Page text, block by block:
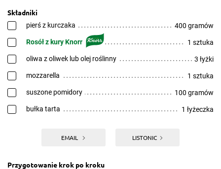
Składniki
pierś z kurczaka 400 gramów
Rosół z kury Knorr 1 sztuka
oliwa z oliwek lub olej roślinny 3 łyżki
mozzarella 1 sztuka
suszone pomidory 100 gramów
bułka tarta 1 łyżeczka
EMAIL LISTONIC
Przygotowanie krok po kroku